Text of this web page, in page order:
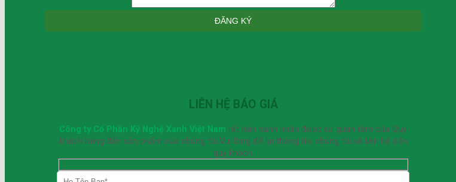
LIÊN HỆ BÁO GIÁ
Công ty Cổ Phần Kỹ Nghệ Xanh Việt Nam rất hân hạnh nhận được sự quan tâm của Quý
khách hàng đến sản phẩm của chúng tôi.Vui lòng để lại thông tin, chúng tôi sẽ liên hệ đến
quý khách.